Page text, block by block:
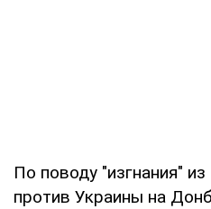
По поводу "изгнания"
против Украины на